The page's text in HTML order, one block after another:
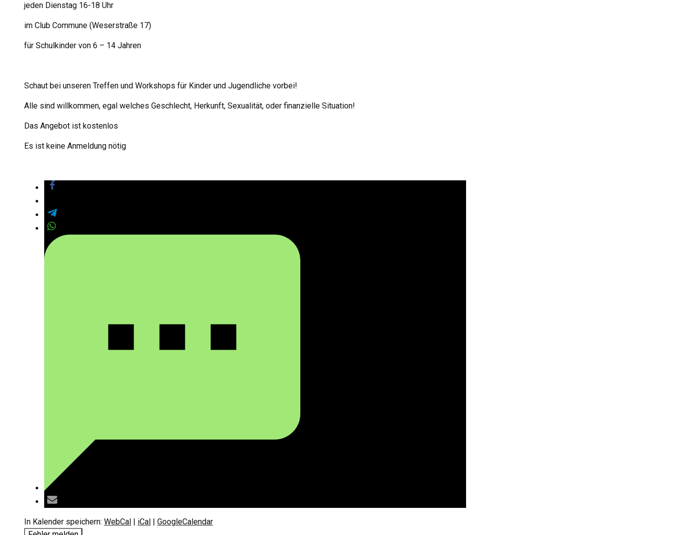
jeden Dienstag 16-18 Uhr
im Club Commune (Weserstraße 17)
für Schulkinder von 6 – 14 Jahren
Schaut bei unseren Treffen und Workshops für Kinder und Jugendliche vorbei!
Alle sind willkommen, egal welches Geschlecht, Herkunft, Sexualität, oder finanzielle Situation!
Das Angebot ist kostenlos
Es ist keine Anmeldung nötig
In Kalender speichern: WebCal | iCal | GoogleCalendar